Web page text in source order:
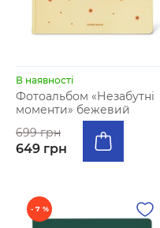
В наявності
Фотоальбом «Незабутні
моменти» бежевий
699 грн
649 грн
- 7 %